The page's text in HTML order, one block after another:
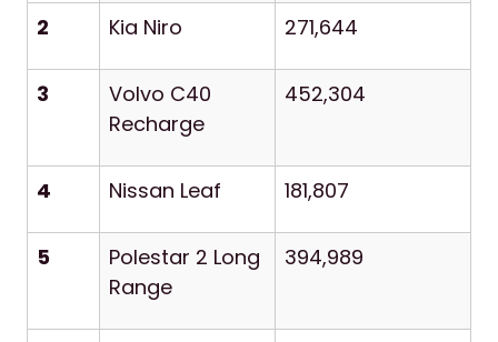
2 Kia Niro 271,644
3
Volvo C40
Recharge
452,304
4 Nissan Leaf 181,807
5
Polestar 2 Long
Range
394,989